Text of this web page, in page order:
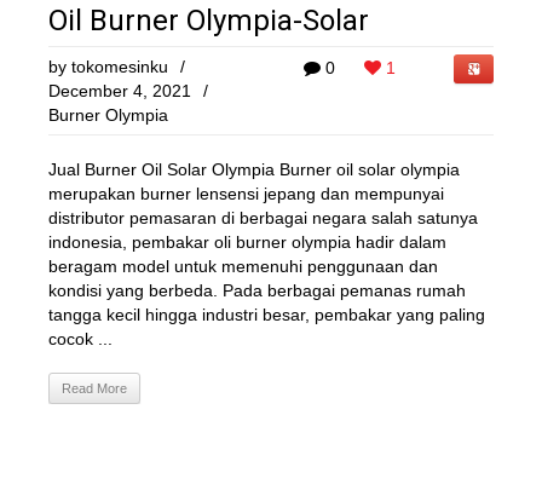
Oil Burner Olympia-Solar
0 1
by tokomesinku
/
December 4, 2021
/
Burner Olympia
Jual Burner Oil Solar Olympia Burner oil solar olympia
merupakan burner lensensi jepang dan mempunyai
distributor pemasaran di berbagai negara salah satunya
indonesia, pembakar oli burner olympia hadir dalam
beragam model untuk memenuhi penggunaan dan
kondisi yang berbeda. Pada berbagai pemanas rumah
tangga kecil hingga industri besar, pembakar yang paling
cocok ...
Read More